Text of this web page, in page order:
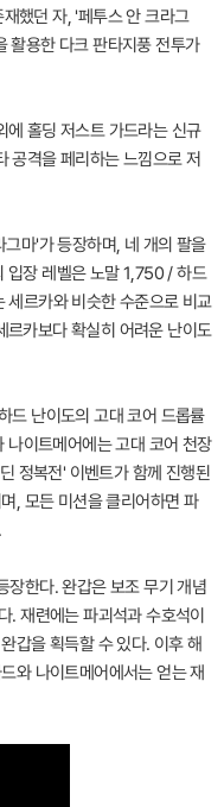
했던 자, '페투스 안 크라그
활용한 다크 판타지풍 전투가
에 홀딩 저스트 가드라는 신규
공격을 페리하는 느낌으로 저
마'가 등장하며, 네 개의 팔을
입장 레벨은 노말 1,750 / 하드
르카와 비슷한 수준으로 비교
르카보다 확실히 어려운 난이도
드 난이도의 고대 코어 드롭률
이트메어에는 고대 코어 천장
정복전' 이벤트가 함께 진행된
, 모든 미션을 클리어하면 파
장한다. 완갑은 보조 무기 개념
. 재련에는 파괴석과 수호석이
갑을 획득할 수 있다. 이후 해
와 나이트메어에서는 얻는 재